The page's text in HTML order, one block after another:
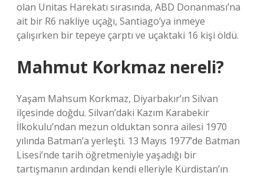
olan Unitas Harekatı sırasında, ABD Donanması’na
ait bir R6 nakliye uçağı, Santiago’ya inmeye
çalışırken bir tepeye çarptı ve uçaktaki 16 kişi öldü.
Mahmut Korkmaz nereli?
Yaşam Mahsum Korkmaz, Diyarbakır’ın Silvan
ilçesinde doğdu. Silvan’daki Kazım Karabekir
İlkokulu’ndan mezun olduktan sonra ailesi 1970
yılında Batman’a yerleşti. 13 Mayıs 1977’de Batman
Lisesi’nde tarih öğretmeniyle yaşadığı bir
tartışmanın ardından kendi elleriyle Kürdistan’ın